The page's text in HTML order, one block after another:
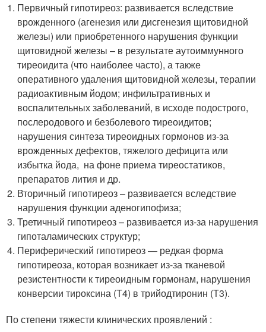
Первичный гипотиреоз: развивается вследствие
врожденного (агенезия или дисгенезия щитовидной
железы) или приобретенного нарушения функции
щитовидной железы – в результате аутоиммунного
тиреоидита (что наиболее часто), а также
оперативного удаления щитовидной железы, терапии
радиоактивным йодом; инфильтративных и
воспалительных заболеваний, в исходе подострого,
послеродового и безболевого тиреоидитов;
нарушения синтеза тиреоидных гормонов из-за
врожденных дефектов, тяжелого дефицита или
избытка йода, на фоне приема тиреостатиков,
препаратов лития и др.
Вторичный гипотиреоз – развивается вследствие
нарушения функции аденогипофиза;
Третичный гипотиреоз – развивается из-за нарушения
гипоталамических структур;
Периферический гипотиреоз — редкая форма
гипотиреоза, которая возникает из-за тканевой
резистентности к тиреоидным гормонам, нарушения
конверсии тироксина (Т4) в трийодтиронин (Т3).
По степени тяжести клинических проявлений :